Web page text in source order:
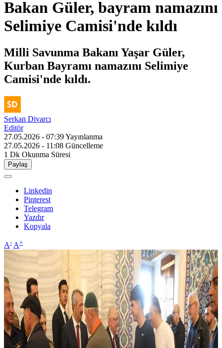
Bakan Güler, bayram namazını
Selimiye Camisi'nde kıldı
Milli Savunma Bakanı Yaşar Güler,
Kurban Bayramı namazını Selimiye
Camisi'nde kıldı.
Serkan Divarcı
Editör
27.05.2026 - 07:39Yayınlanma
27.05.2026 - 11:08 Güncelleme
1 Dk Okunma Süresi
Paylaş
Linkedin
Pinterest
Telegram
Yazdır
Kopyala
A- A+